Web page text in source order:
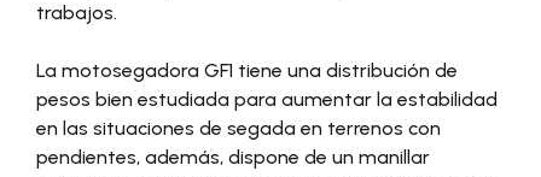
trabajos.
La motosegadora GF1 tiene una distribución de
pesos bien estudiada para aumentar la estabilidad
en las situaciones de segada en terrenos con
pendientes, además, dispone de un manillar